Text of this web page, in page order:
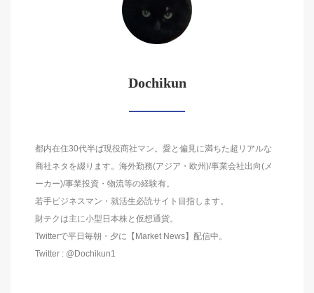
Dochikun
都内在住30代半ば現役商社マン。愛と偏見に満ちた超リアルな
商社ネタを綴ります。海外勤務(アジア・欧州)/事業会社出向(メ
ーカー)/事業投資・物流等の経験有。
若手ビジネスマン・就活生必読サイト目指します。
財テクは主に小型日本株と仮想通貨。
Twitterで平日毎朝・夕に【Market News】配信中。
Twitter : @Dochikun1